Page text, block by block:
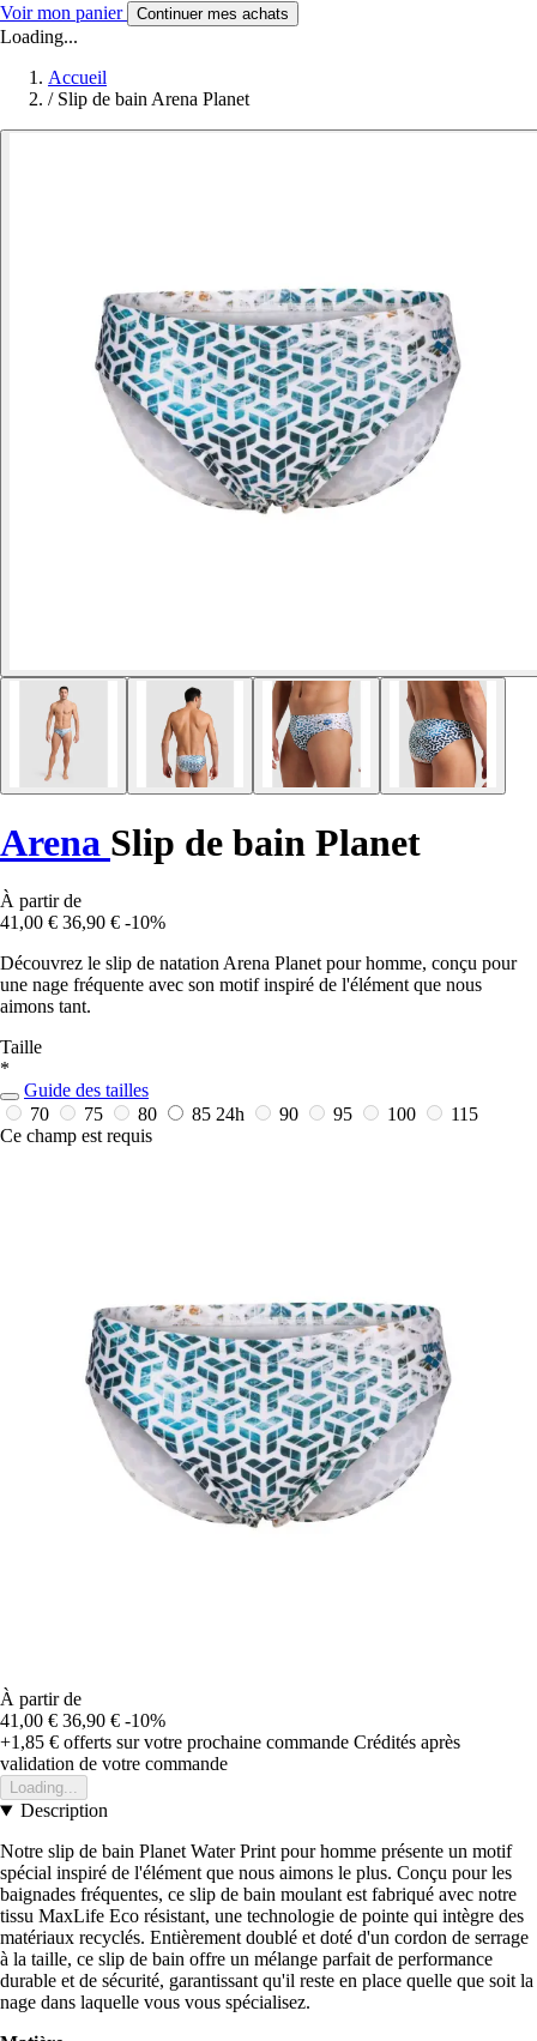
Voir mon panier Continuer mes achats
Loading...
Accueil
/ Slip de bain Arena Planet
Arena Slip de bain Planet
À partir de
41,00 € 36,90 € -10%
Découvrez le slip de natation Arena Planet pour homme, conçu pour
une nage fréquente avec son motif inspiré de l'élément que nous
aimons tant.
Taille
*
Guide des tailles
70
75 80 85 24h 90 95 100
115
Ce champ est requis
À partir de
41,00 € 36,90 € -10%
+1,85 € offerts sur votre prochaine commande Crédités après
validation de votre commande
Loading...
Description
Notre slip de bain Planet Water Print pour homme présente un motif
spécial inspiré de l'élément que nous aimons le plus. Conçu pour les
baignades fréquentes, ce slip de bain moulant est fabriqué avec notre
tissu MaxLife Eco résistant, une technologie de pointe qui intègre des
matériaux recyclés. Entièrement doublé et doté d'un cordon de serrage
à la taille, ce slip de bain offre un mélange parfait de performance
durable et de sécurité, garantissant qu'il reste en place quelle que soit la
nage dans laquelle vous vous spécialisez.